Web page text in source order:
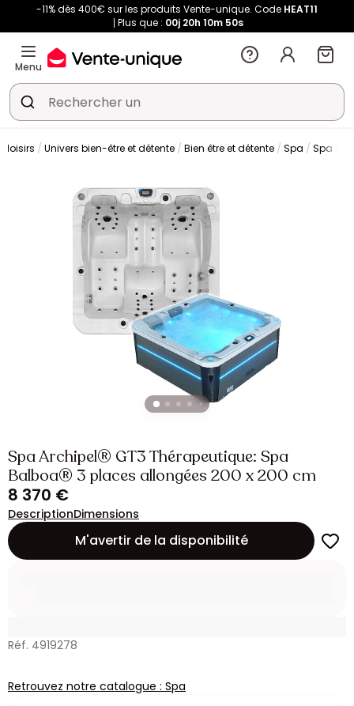
-11% dès 400€ sur les produits Vente-unique. Code HEAT11
Plus que : 00j 20h 10m 49s
Menu
loisirs Univers bien-être et détente Bien être et détente Spa Spa
Spa Archipel® GT3 Thérapeutique: Spa
Balboa® 3 places allongées 200 x 200 cm
8 370 €
DescriptionDimensions
M'avertir de la disponibilité
Réf. 4919278
Retrouvez notre catalogue : Spa